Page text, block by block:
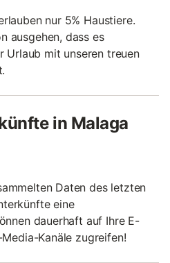
nur 5% Haustiere.
ausgehen, dass es
Urlaub mit unseren treuen
in Malaga
Daten des letzten
eine
dauerhaft auf Ihre E-
Kanäle zugreifen!